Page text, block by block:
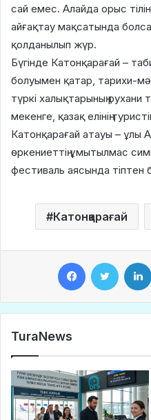
сай емес. Алайда орыс
айғақтау мақсатында
қолданылып жүр.
Бүгінде Катонқарағай –
болуымен қатар, тарихи-
түркі халықтарының рухани
мекенге, қазақ елінің
Катонқарағай атауы – ұлы
өркениеттің ұмытылмас
фестиваль аясында тіптен
Катонқарағай
TuraNews